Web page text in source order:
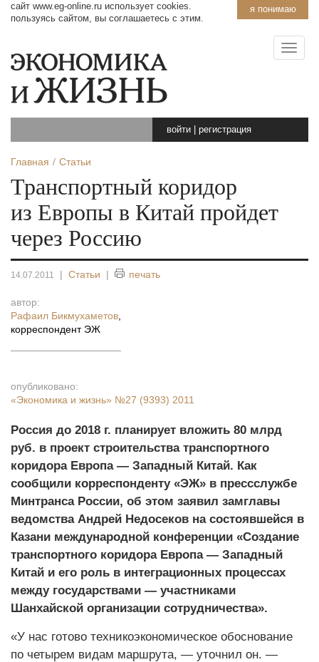
я понимаю
сайт www.eg-online.ru использует cookies.
пользуясь сайтом, вы соглашаетесь с этим.
войти регистрация
Главная Статьи
Транспортный коридор
из Европы в Китай пройдет
через Россию
14.07.2011 | Статьи | печать
автор:
Рафаил Бикмухаметов
корреспондент ЭЖ
опубликовано:
«Экономика и жизнь» №27 (9393) 2011
Россия до 2018 г. планирует вложить 80 млрд
руб. в проект строительства транспортного
коридора Европа — Западный Китай. Как
сообщили корреспонденту «ЭЖ» в пресс­службе
Минтранса России, об этом заявил замглавы
ведомства Андрей Недосеков на состоявшейся в
Казани международной конференции «Создание
транспортного коридора Европа — Западный
Китай и его роль в интеграционных процессах
между государствами — участниками
Шанхайской организации сотрудничества».
«У нас готово технико­экономическое обоснование
по четырем видам маршрута, — уточнил он. —